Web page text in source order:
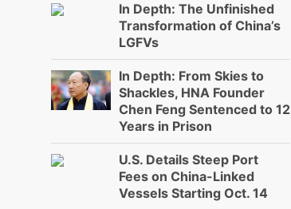
In Depth: The Unfinished
Transformation of China’s
LGFVs
In Depth: From Skies to
Shackles, HNA Founder
Chen Feng Sentenced to 12
Years in Prison
U.S. Details Steep Port
Fees on China-Linked
Vessels Starting Oct. 14